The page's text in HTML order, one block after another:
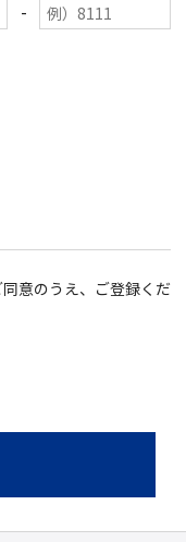
-
意のうえ、ご登録くだ